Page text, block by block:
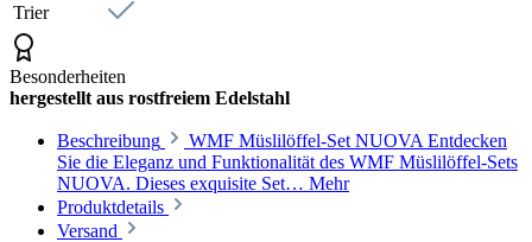
Trier
Besonderheiten
hergestellt aus rostfreiem Edelstahl
Beschreibung
WMF Müslilöffel-Set NUOVA Entdecken
Sie die Eleganz und Funktionalität des WMF Müslilöffel-Sets
NUOVA. Dieses exquisite Set… Mehr
Produktdetails
Versand